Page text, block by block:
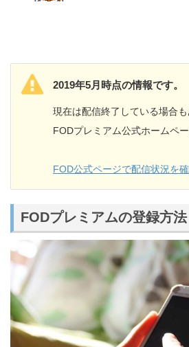
2019年5月時点の情報です。
現在は配信終了している場合
FODプレミアム公式ホームペ
FOD公式ページで配信状況を
FODプレミアムの登録方法